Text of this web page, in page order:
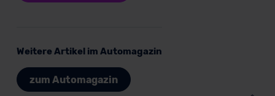
Weitere Artikel im Automagazin
zum Automagazin